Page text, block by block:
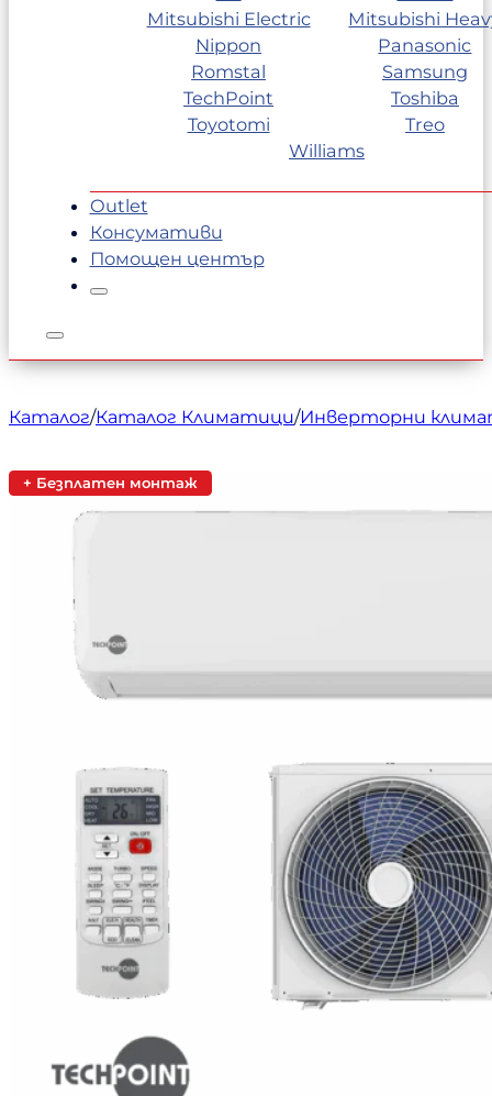
Mitsubishi Electric
Mitsubishi
Nippon
Panasonic
Romstal
Samsung
TechPoint
Toshiba
Toyotomi
Treo
Williams
Outlet
Консумативи
Помощен център
Каталог/Каталог Климатици/Инверторни
+ Безплатен монтаж